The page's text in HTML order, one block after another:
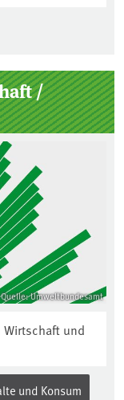
/
Quelle: Umweltbundesamt
Wirtschaft und
und Konsum